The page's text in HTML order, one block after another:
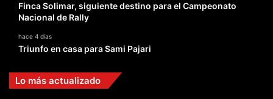
Finca Solimar, siguiente destino para el Campeonato
Nacional de Rally
hace 4 días
Triunfo en casa para Sami Pajari
Lo más actualizado